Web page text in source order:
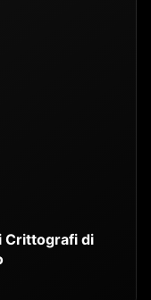
Crittografi di